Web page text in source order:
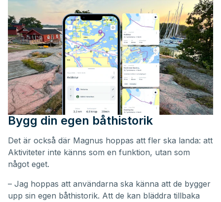
Bygg din egen båthistorik
Det är också där Magnus hoppas att fler ska landa: att
Aktiviteter inte känns som en funktion, utan som
något eget.
– Jag hoppas att användarna ska känna att de bygger
upp sin egen båthistorik. Att de kan bläddra tillbaka